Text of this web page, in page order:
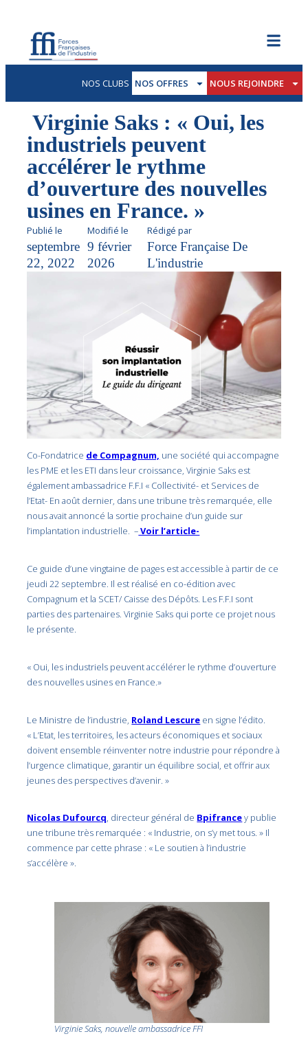
NOS CLUBS NOS OFFRES NOUS REJOINDRE
Virginie Saks : « Oui, les
industriels peuvent
accélérer le rythme
d’ouverture des nouvelles
usines en France. »
Publié le
septembre
22, 2022
Modifié le
9 février
2026
Rédigé par
Force Française De
L'industrie
Co-Fondatrice de Compagnum, une société qui accompagne
les PME et les ETI dans leur croissance, Virginie Saks est
également ambassadrice F.F.I « Collectivité- et Services de
l’Etat- En août dernier, dans une tribune très remarquée, elle
nous avait annoncé la sortie prochaine d’un guide sur
l’implantation industrielle. –Voir l’article-
Ce guide d’une vingtaine de pages est accessible à partir de ce
jeudi 22 septembre. Il est réalisé en co-édition avec
Compagnum et la SCET/ Caisse des Dépôts. Les F.F.I sont
parties des partenaires. Virginie Saks qui porte ce projet nous
le présente.
« Oui, les industriels peuvent accélérer le rythme d’ouverture
des nouvelles usines en France.»
Le Ministre de l’industrie, Roland Lescure en signe l’édito.
« L’Etat, les territoires, les acteurs économiques et sociaux
doivent ensemble réinventer notre industrie pour répondre à
l’urgence climatique, garantir un équilibre social, et offrir aux
jeunes des perspectives d’avenir. »
Nicolas Dufourcq, directeur général de Bpifrancey publie
une tribune très remarquée : « Industrie, on s’y met tous. » Il
commence par cette phrase : « Le soutien à l’industrie
s’accélère ».
Virginie Saks, nouvelle ambassadrice FFI